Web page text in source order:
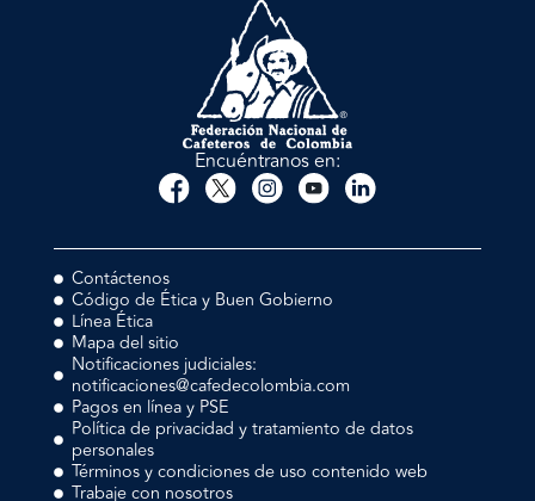
Encuéntranos en:
Contáctenos
Código de Ética y Buen Gobierno
Línea Ética
Mapa del sitio
Notificaciones judiciales:
notificaciones@cafedecolombia.com
Pagos en línea y PSE
Política de privacidad y tratamiento de datos
personales
Términos y condiciones de uso contenido web
Trabaje con nosotros